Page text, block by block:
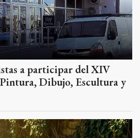
a participar del XIV
Dibujo, Escultura y